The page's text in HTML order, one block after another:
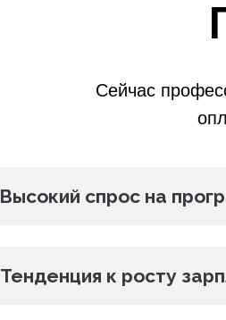
Сейчас
Высокий спрос на
Тенденция к росту